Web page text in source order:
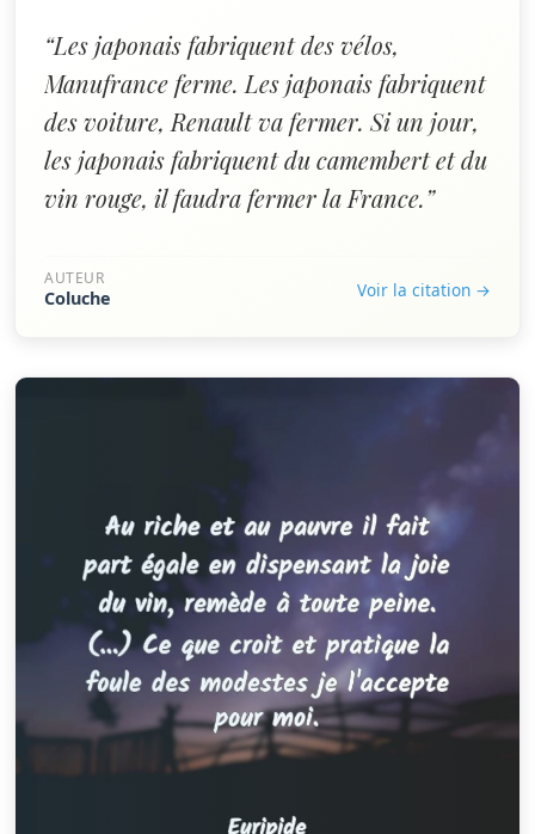
“Les japonais fabriquent des vélos,
Manufrance ferme. Les japonais fabriquent
des voiture, Renault va fermer. Si un jour,
les japonais fabriquent du camembert et du
vin rouge, il faudra fermer la France.”
AUTEUR
Coluche Voir la citation →